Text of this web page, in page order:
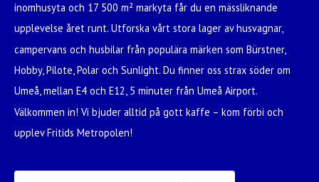
inomhusyta och 17 500 m² markyta får du en mässliknande
upplevelse året runt. Utforska vårt stora lager av husvagnar,
campervans och husbilar från populära märken som Bürstner,
Hobby, Pilote, Polar och Sunlight. Du finner oss strax söder om
Umeå, mellan E4 och E12, 5 minuter från Umeå Airport.
Välkommen in! Vi bjuder alltid på gott kaffe – kom förbi och
upplev Fritids Metropolen!